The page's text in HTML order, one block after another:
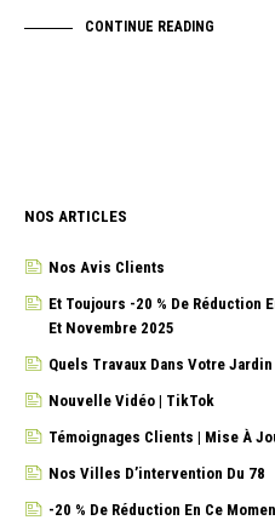
CONTINUE READING
NOS ARTICLES
Nos Avis Clients
Et Toujours -20 % De Réduction
Et Novembre 2025
Quels Travaux Dans Votre
Nouvelle Vidéo | TikTok
Témoignages Clients | Mise À
Nos Villes D’intervention Du 78
-20 % De Réduction En Ce